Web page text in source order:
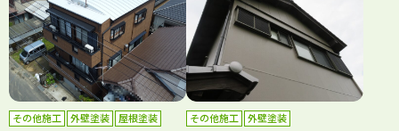
その他施工 外壁塗装 屋根塗装 その他施工 外壁塗装